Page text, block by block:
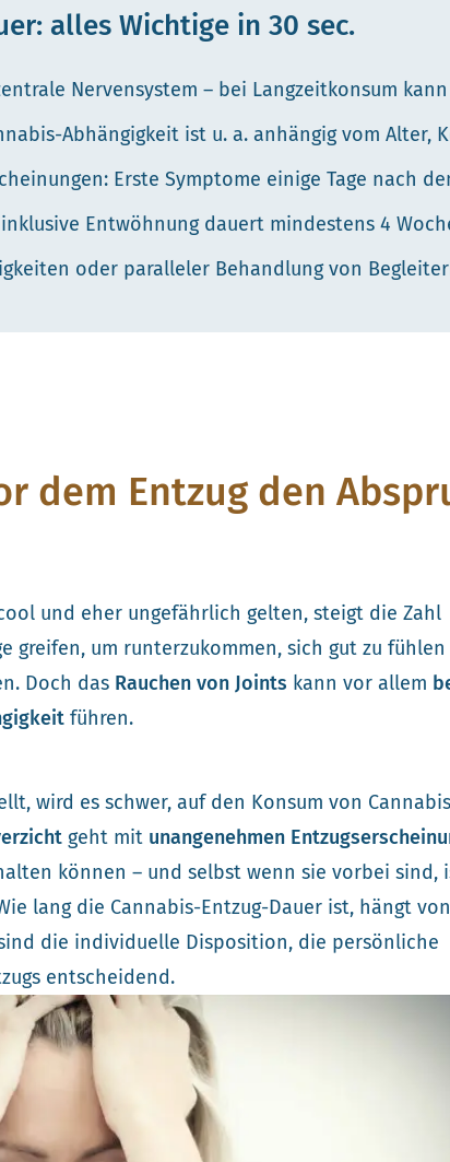
alles Wichtige in 30 sec.
Nervensystem – bei Langzeitkonsum
Abhängigkeit ist u. a. anhängig vom Alter,
Erste Symptome einige Tage nach
Entwöhnung dauert mindestens 4
oder paralleler Behandlung von
dem Entzug den
und eher ungefährlich gelten, steigt die Zahl
greifen, um runterzukommen, sich gut zu
Doch das Rauchen von Joints kann vor allem
führen.
wird es schwer, auf den Konsum von
geht mit unangenehmen
können – und selbst wenn sie vorbei sind,
lang die Cannabis-Entzug-Dauer ist, hängt von
die individuelle Disposition, die persönliche
entscheidend.